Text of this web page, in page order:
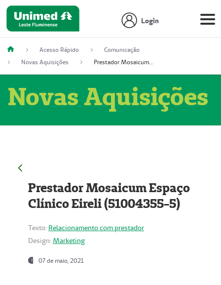
Login
Acesso Rápido
Comunicação
Novas Aquisições
Prestador Mosaicum Espaço Clínico Eireli (51004355-5)
Novas Aquisições
Prestador Mosaicum Espaço
Clínico Eireli (51004355-5)
Texto: Relacionamento com prestador
Design: Marketing
07 de maio, 2021